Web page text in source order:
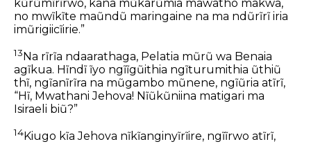
kũrũmĩrĩrwo, kana mũkarũmia mawatho makwa,
no mwĩkĩte maũndũ maringaine na ma ndũrĩrĩ iria
imũrigiicĩirie.”
13Na rĩrĩa ndaarathaga, Pelatia mũrũ wa Benaia
agĩkua. Hĩndĩ ĩyo ngĩĩgũithia ngĩturumithia ũthiũ
thĩ, ngĩanĩrĩra na mũgambo mũnene, ngĩũria atĩrĩ,
“Hĩ, Mwathani Jehova! Nĩũkũniina matigari ma
Isiraeli biũ?”
14Kiugo kĩa Jehova nĩkĩanginyĩrĩire, ngĩĩrwo atĩrĩ,